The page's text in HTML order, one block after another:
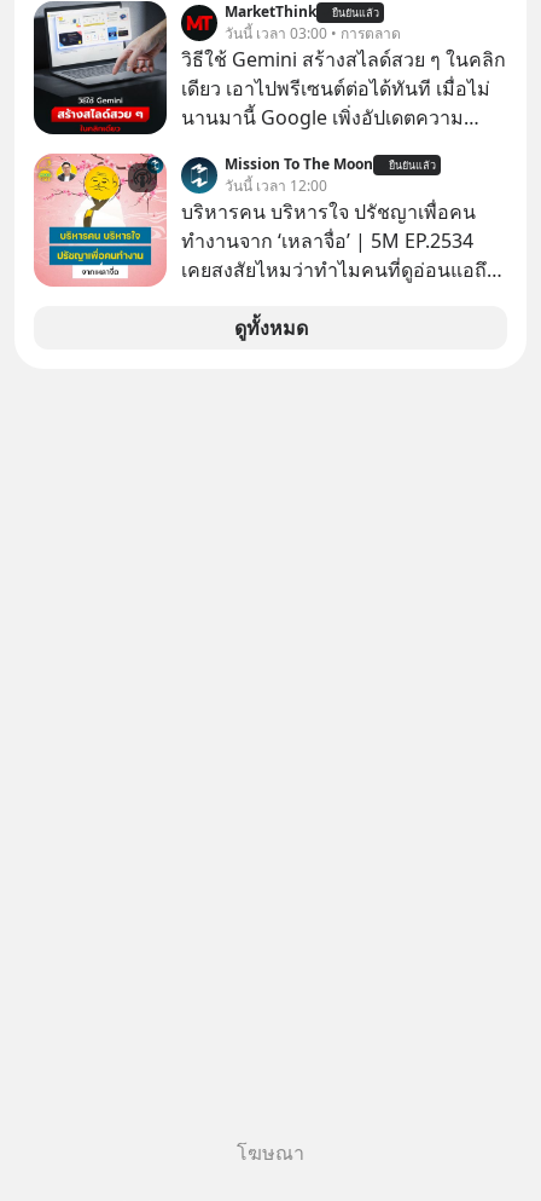
ประเด็นด้านอธิปไตยของประเทศ
MarketThink ยืนยันแล้ว
วันนี้ เวลา 03:00 • การตลาด
วิธีใช้ Gemini สร้างสไลด์สวย ๆ ในคลิก
เดียว เอาไปพรีเซนต์ต่อได้ทันที เมื่อไม่
นานมานี้ Google เพิ่งอัปเดตความ
สามารถใช้ Gemini ช่วยสร้างสไลด์นำ
เสนอแบบสวย ๆ ได้ในคลิกเดียว ไม่ต้อง
เสียเวลาทำเองอีกต่อไป
Mission To The Moon ยืนยันแล้ว
วันนี้ เวลา 12:00
บริหารคน บริหารใจ ปรัชญาเพื่อคน
ทำงานจาก ‘เหลาจื่อ’ | 5M EP.2534
เคยสงสัยไหมว่าทำไมคนที่ดูอ่อนแอถึง
สถานการณ์ แล้วทำไมคนที่ไม่ออกแรง
ดูทั้งหมด
โฆษณา